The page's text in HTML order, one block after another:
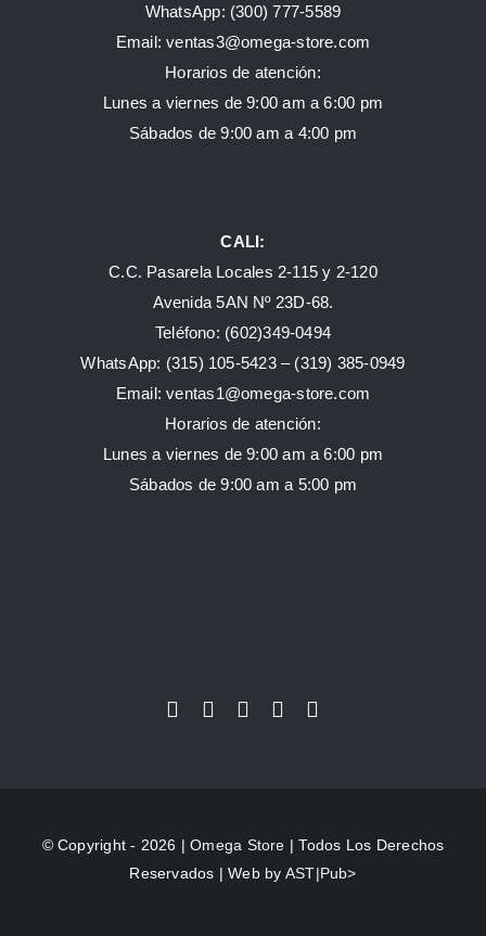
WhatsApp: (300) 777-5589
Email: ventas3@omega-store.com
Horarios de atención:
Lunes a viernes de 9:00 am a 6:00 pm
Sábados de 9:00 am a 4:00 pm
CALI:
C.C. Pasarela Locales 2-115 y 2-120
Avenida 5AN Nº 23D-68.
Teléfono: (602)349-0494
WhatsApp: (315) 105-5423 – (319) 385-0949
Email:ventas1@omega-store.com
Horarios de atención:
Lunes a viernes de 9:00 am a 6:00 pm
Sábados de 9:00 am a 5:00 pm
© Copyright - 2026 |Omega Store | Todos Los Derechos
Reservados | Web by AST|Pub>